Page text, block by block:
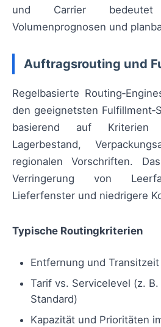
und Carrier
Volumenprognosen und
Auftragsrouting und
Regelbasierte
den geeignetsten
basierend auf
Lagerbestand,
regionalen Vorschriften.
Verringerung von
Lieferfenster und niedrigere
Typische Routingkriterien
Entfernung und Transitzeit
Tarif vs. Servicelevel (z.
Standard)
Kapazität und Prioritäten